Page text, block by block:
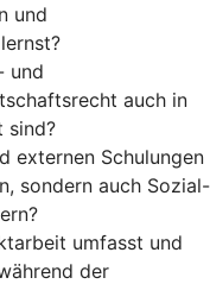
und
und
auch in
sind?
externen Schulungen
sondern auch Sozial-
umfasst und
der